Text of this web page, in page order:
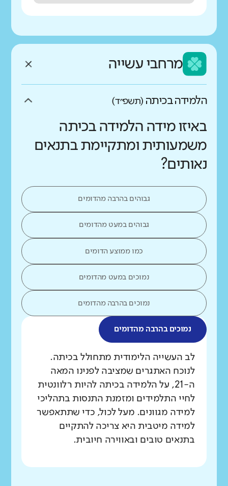
מרחבי עשייה
הלמידה בכיתה (תשפ״ד)
באיזו מידה הלמידה בכיתה
משמעותית ומתקיימת בתנאים
נאותים?
גבוהים בהרבה מהדומים
גבוהים במעט מהדומים
כמו ממוצע הדומים
נמוכים במעט מהדומים
נמוכים בהרבה מהדומים
נמוכים בהרבה מהדומים
מה בדקנו?
לב העשייה הלימודית מתחולל בכיתה.
לנוכח האתגרים שמציבה לפנינו המאה
ה-21, על הלמידה בכיתה להיות רלוונטית
לחיי התלמידים ומזמנת התנסות בתהליכי
למידה מגוונים. מעל לכול, כדי שתתאפשר
למידה מיטבית היא צריכה להתקיים
בתנאים טובים ובאווירה חיובית.